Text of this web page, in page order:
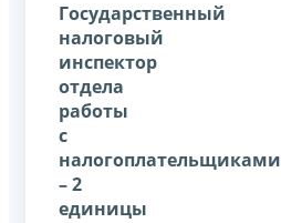
Государственный
налоговый
инспектор
отдела
работы
с
налогоплательщиками
– 2
единицы